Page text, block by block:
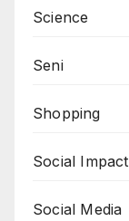
Science
Seni
Shopping
Social Impact
Social Media